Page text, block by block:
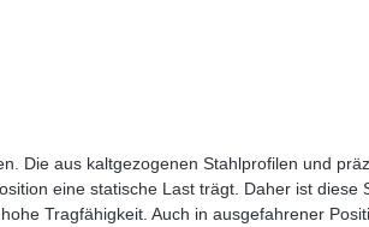
Die aus kaltgezogenen Stahlprofilen und
eine statische Last trägt. Daher ist
Tragfähigkeit. Auch in ausgefahrener